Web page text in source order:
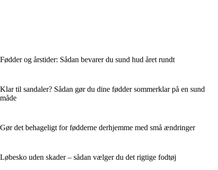
Fødder og årstider: Sådan bevarer du sund hud året rundt
Klar til sandaler? Sådan gør du dine fødder sommerklar på en sund
måde
Gør det behageligt for fødderne derhjemme med små ændringer
Løbesko uden skader – sådan vælger du det rigtige fodtøj